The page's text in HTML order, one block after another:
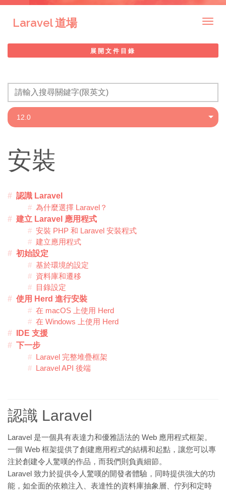
Laravel 道場
展開文件目錄
安裝
認識 Laravel
為什麼選擇 Laravel？
建立 Laravel 應用程式
安裝 PHP 和 Laravel 安裝程式
建立應用程式
初始設定
基於環境的設定
資料庫和遷移
目錄設定
使用 Herd 進行安裝
在 macOS 上使用 Herd
在 Windows 上使用 Herd
IDE 支援
下一步
Laravel 完整堆疊框架
Laravel API 後端
認識 Laravel
Laravel 是一個具有表達力和優雅語法的 Web 應用程式框架。
一個 Web 框架提供了創建應用程式的結構和起點，讓您可以專
注於創建令人驚嘆的作品，而我們則負責細節。
Laravel 致力於提供令人驚嘆的開發者體驗，同時提供強大的功
能，如全面的依賴注入、表達性的資料庫抽象層、佇列和定時